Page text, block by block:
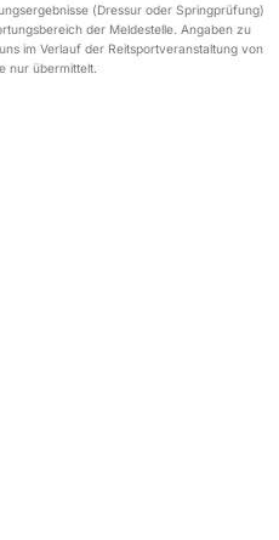
(Dressur oder Springprüfung)
der Meldestelle. Angaben zu
im Verlauf der Reitsportveranstaltung von
nur übermittelt.